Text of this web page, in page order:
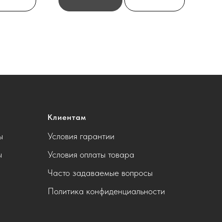
Клиентам
Условия гарантии
Условия оплаты товара
Часто задаваемые вопросы
Политика конфиденциальности